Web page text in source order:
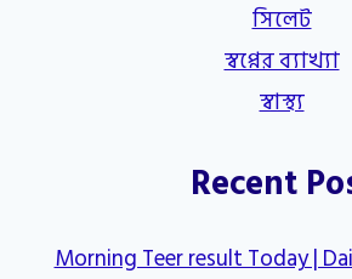
সিলেট
স্বপ্নের ব্যাখ্যা
স্বাস্থ্য
Recent
Morning Teer result Today |